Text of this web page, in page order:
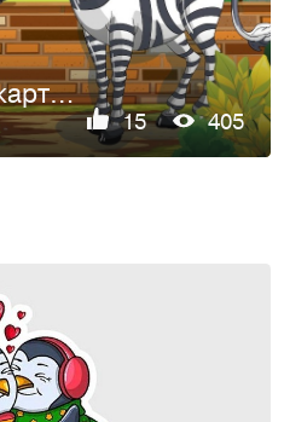
Детская книжка-картинка "Зоопарк"
15 405